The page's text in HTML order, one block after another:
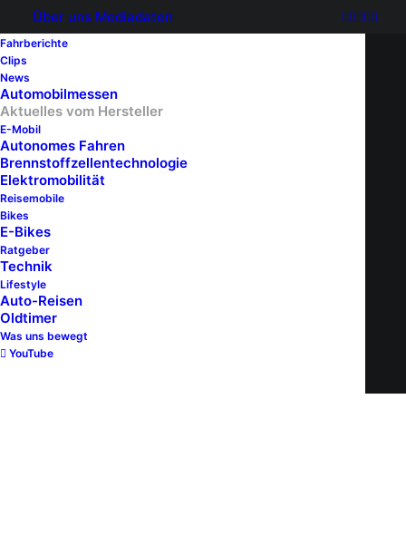
Über uns Mediadaten
Fahrberichte
Clips
News
Automobilmessen
Aktuelles vom Hersteller
E-Mobil
Autonomes Fahren
Brennstoffzellentechnologie
Elektromobilität
Reisemobile
Bikes
E-Bikes
Ratgeber
Technik
Lifestyle
Auto-Reisen
Oldtimer
Was uns bewegt
YouTube